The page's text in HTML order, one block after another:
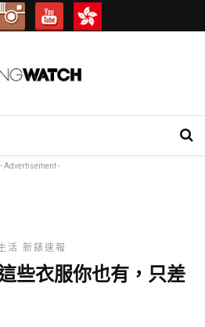
- Advertisement -
活 新錶速報
些衣服你也有，只差